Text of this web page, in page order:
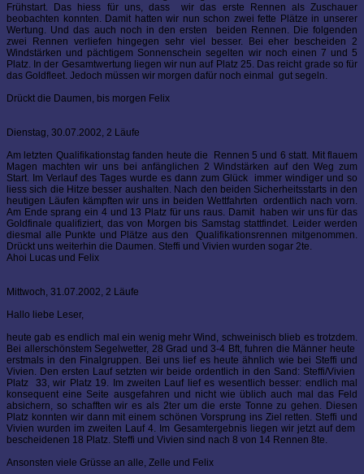
Frühstart. Das hiess für uns, dass wir das erste Rennen als Zuschauer
beobachten konnten. Damit hatten wir nun schon zwei fette Plätze in unserer
Wertung. Und das auch noch in den ersten beiden Rennen. Die folgenden
zwei Rennen verliefen hingegen sehr viel besser. Bei eher bescheiden 2
Windstärken und pächtigem Sonnenschein segelten wir noch einen 7 und 5
Platz. In der Gesamtwertung liegen wir nun auf Platz 25. Das reicht grade so für
das Goldfleet. Jedoch müssen wir morgen dafür noch einmal gut segeln.
Drückt die Daumen, bis morgen Felix
Dienstag, 30.07.2002, 2 Läufe
Am letzten Qualifikationstag fanden heute die Rennen 5 und 6 statt. Mit flauem
Magen machten wir uns bei anfänglichen 2 Windstärken auf den Weg zum
Start. Im Verlauf des Tages wurde es dann zum Glück immer windiger und so
liess sich die Hitze besser aushalten. Nach den beiden Sicherheitsstarts in den
heutigen Läufen kämpften wir uns in beiden Wettfahrten ordentlich nach vorn.
Am Ende sprang ein 4 und 13 Platz für uns raus. Damit haben wir uns für das
Goldfinale qualifiziert, das von Morgen bis Samstag stattfindet. Leider werden
diesmal alle Punkte und Plätze aus den Qualifikationsrennen mitgenommen.
Drückt uns weiterhin die Daumen. Steffi und Vivien wurden sogar 2te.
Ahoi Lucas und Felix
Mittwoch, 31.07.2002, 2 Läufe
Hallo liebe Leser,
heute gab es endlich mal ein wenig mehr Wind, schweinisch blieb es trotzdem.
Bei allerschönstem Segelwetter, 28 Grad und 3-4 Bft, fuhren die Männer heute
erstmals in den Finalgruppen. Bei uns lief es heute ähnlich wie bei Steffi und
Vivien. Den ersten Lauf setzten wir beide ordentlich in den Sand: Steffi/Vivien
Platz 33, wir Platz 19. Im zweiten Lauf lief es wesentlich besser: endlich mal
konsequent eine Seite ausgefahren und nicht wie üblich auch mal das Feld
absichern, so schafften wir es als 2ter um die erste Tonne zu gehen. Diesen
Platz konnten wir dann mit einem schönen Vorsprung ins Ziel retten. Steffi und
Vivien wurden im zweiten Lauf 4. Im Gesamtergebnis liegen wir jetzt auf dem
bescheidenen 18 Platz. Steffi und Vivien sind nach 8 von 14 Rennen 8te.
Ansonsten viele Grüsse an alle, Zelle und Felix